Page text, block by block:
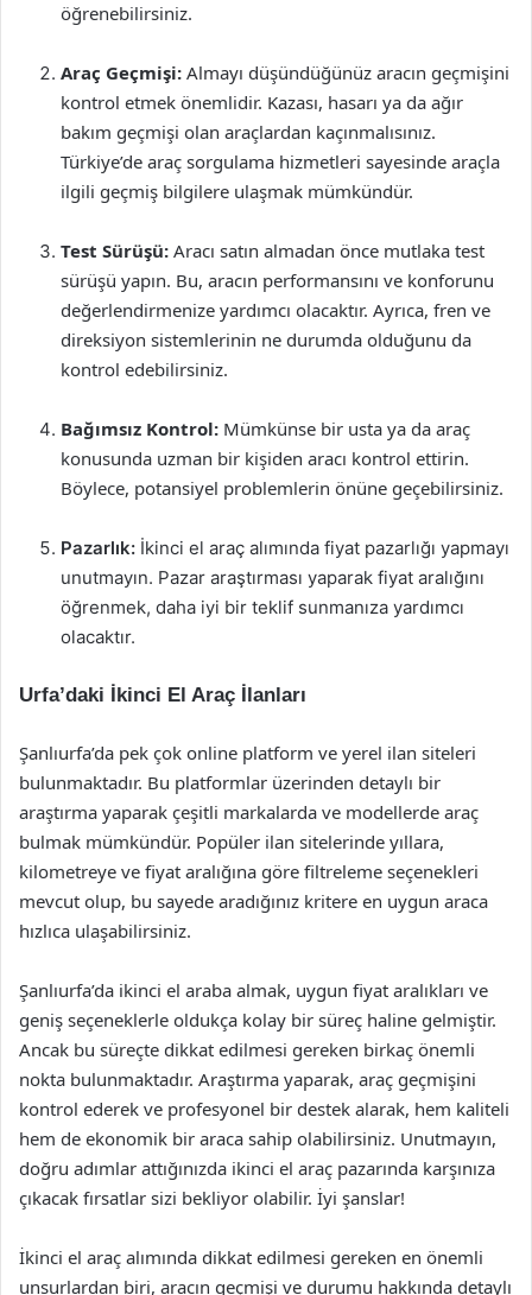
öğrenebilirsiniz.
Araç Geçmişi: Almayı düşündüğünüz aracın geçmişini
kontrol etmek önemlidir. Kazası, hasarı ya da ağır
bakım geçmişi olan araçlardan kaçınmalısınız.
Türkiye’de araç sorgulama hizmetleri sayesinde araçla
ilgili geçmiş bilgilere ulaşmak mümkündür.
Test Sürüşü: Aracı satın almadan önce mutlaka test
sürüşü yapın. Bu, aracın performansını ve konforunu
değerlendirmenize yardımcı olacaktır. Ayrıca, fren ve
direksiyon sistemlerinin ne durumda olduğunu da
kontrol edebilirsiniz.
Bağımsız Kontrol: Mümkünse bir usta ya da araç
konusunda uzman bir kişiden aracı kontrol ettirin.
Böylece, potansiyel problemlerin önüne geçebilirsiniz.
Pazarlık: İkinci el araç alımında fiyat pazarlığı yapmayı
unutmayın. Pazar araştırması yaparak fiyat aralığını
öğrenmek, daha iyi bir teklif sunmanıza yardımcı
olacaktır.
Urfa’daki İkinci El Araç İlanları
Şanlıurfa’da pek çok online platform ve yerel ilan siteleri
bulunmaktadır. Bu platformlar üzerinden detaylı bir
araştırma yaparak çeşitli markalarda ve modellerde araç
bulmak mümkündür. Popüler ilan sitelerinde yıllara,
kilometreye ve fiyat aralığına göre filtreleme seçenekleri
mevcut olup, bu sayede aradığınız kritere en uygun araca
hızlıca ulaşabilirsiniz.
Şanlıurfa’da ikinci el araba almak, uygun fiyat aralıkları ve
geniş seçeneklerle oldukça kolay bir süreç haline gelmiştir.
Ancak bu süreçte dikkat edilmesi gereken birkaç önemli
nokta bulunmaktadır. Araştırma yaparak, araç geçmişini
kontrol ederek ve profesyonel bir destek alarak, hem kaliteli
hem de ekonomik bir araca sahip olabilirsiniz. Unutmayın,
doğru adımlar attığınızda ikinci el araç pazarında karşınıza
çıkacak fırsatlar sizi bekliyor olabilir. İyi şanslar!
İkinci el araç alımında dikkat edilmesi gereken en önemli
unsurlardan biri, aracın geçmişi ve durumu hakkında detaylı